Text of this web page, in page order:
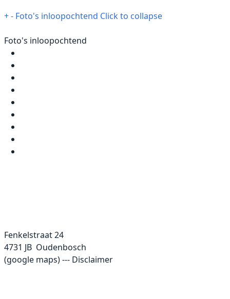
+- Foto's inloopochtend Click to collapse
Foto's inloopochtend
Fenkelstraat 24
4731 JB Oudenbosch
(google maps) --- Disclaimer